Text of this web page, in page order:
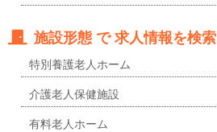
施設形態 で 求人情報を検索
特別養護老人ホーム
介護老人保健施設
有料老人ホーム